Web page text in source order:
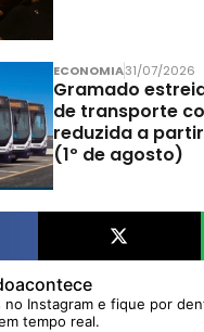
ECONOMIA31/07/2026
Gramado
de transporte
reduzida a
(1º de agosto)
no Instagram e fique por
tempo real.